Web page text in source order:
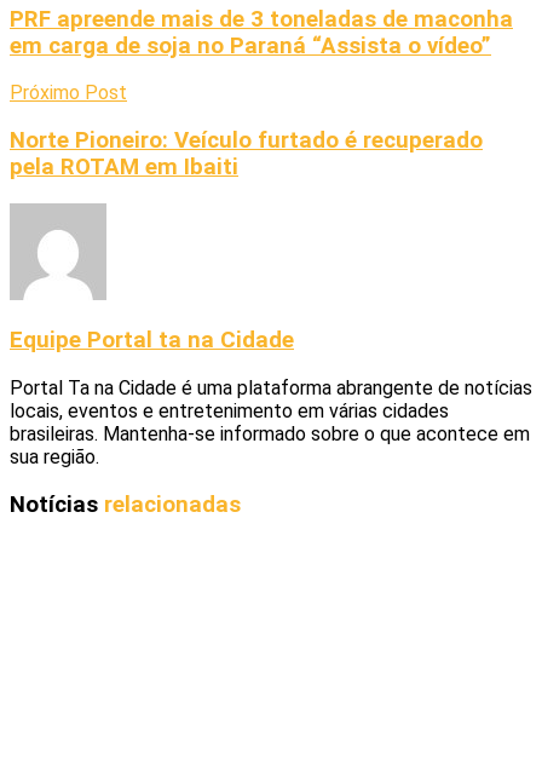
PRF apreende mais de 3 toneladas de maconha
em carga de soja no Paraná “Assista o vídeo”
Próximo Post
Norte Pioneiro: Veículo furtado é recuperado
pela ROTAM em Ibaiti
Equipe Portal ta na Cidade
Portal Ta na Cidade é uma plataforma abrangente de notícias
locais, eventos e entretenimento em várias cidades
brasileiras. Mantenha-se informado sobre o que acontece em
sua região.
Notícias relacionadas